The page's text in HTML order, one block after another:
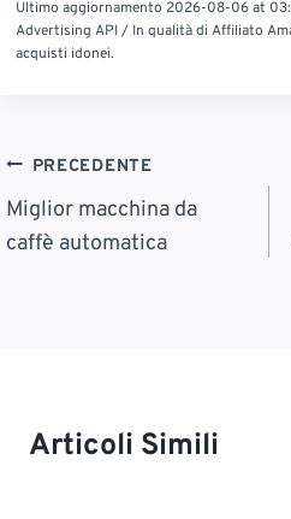
Ultimo aggiornamento 2026-08-06 at
Advertising API / In qualità di Affiliato
acquisti idonei.
Navigazione
Articoli
PRECEDENTE
Miglior macchina da
caffè automatica
Articoli Simili